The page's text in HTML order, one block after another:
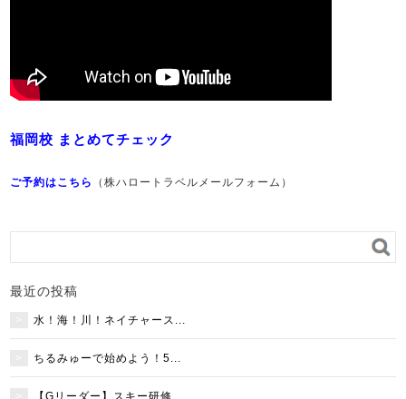
福岡校 まとめてチェック
ご予約はこちら （株ハロートラベルメールフォーム）
最近の投稿
水！海！川！ネイチャース...
ちるみゅーで始めよう！5...
【Gリーダー】スキー研修